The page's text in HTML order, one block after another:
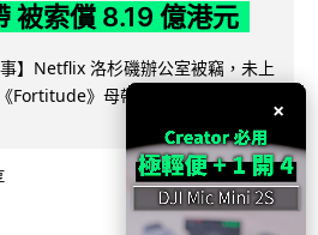
被索償 8.19 億港元
事】Netflix 洛杉磯辦公室被竊，未上
Fortitude》母帶亦告失蹤。電影...
×